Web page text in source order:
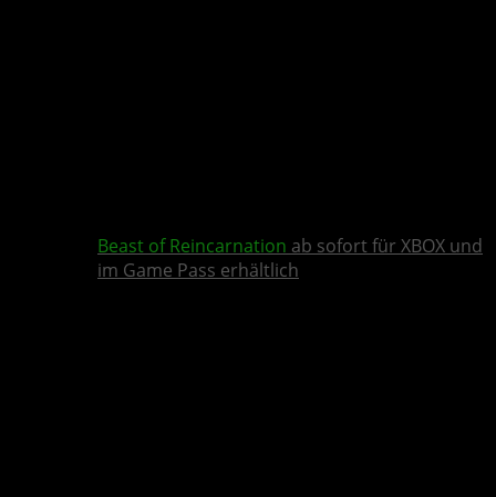
Beast of Reincarnation ab sofort für XBOX und
im Game Pass erhältlich